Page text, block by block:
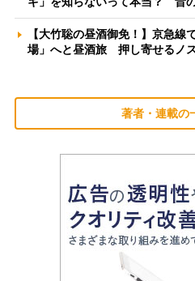
【大竹聡の昼酒御免！】京急線
場」へと昼酒旅 押し寄せるノ
著者・連載の